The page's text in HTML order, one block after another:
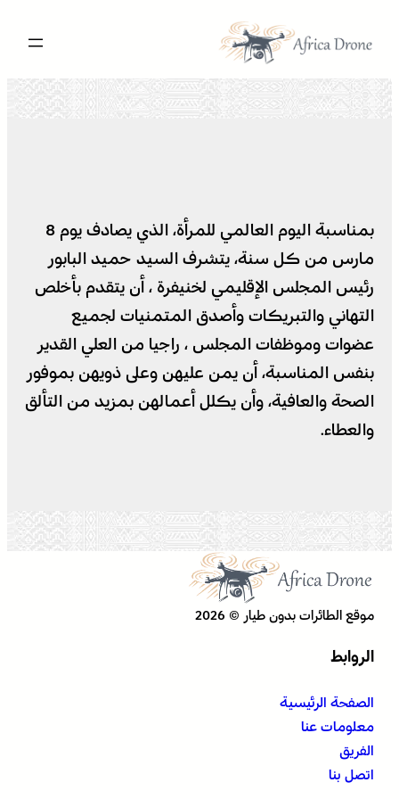
المحتوى
بمناسبة اليوم العالمي للمرأة، الذي يصادف يوم 8
مارس من كل سنة، يتشرف السيد حميد البابور
رئيس المجلس الإقليمي لخنيفرة ، أن يتقدم بأخلص
التهاني والتبريكات وأصدق المتمنيات لجميع
عضوات وموظفات المجلس ، راجيا من العلي القدير
بنفس المناسبة، أن يمن عليهن وعلى ذويهن بموفور
الصحة والعافية، وأن يكلل أعمالهن بمزيد من التألق
والعطاء.
موقع الطائرات بدون طيار © 2026
الروابط
الصفحة الرئيسية
معلومات عنا
الفريق
اتصل بنا